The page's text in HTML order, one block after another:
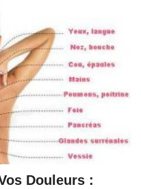
Douleurs :